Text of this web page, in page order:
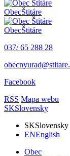
ObecŠtitáre
ObecŠtitáre
037/ 65 288 28
Facebook
RSS Mapa webu
SKSlovensky
SKSlovensky
ENEnglish
Obec